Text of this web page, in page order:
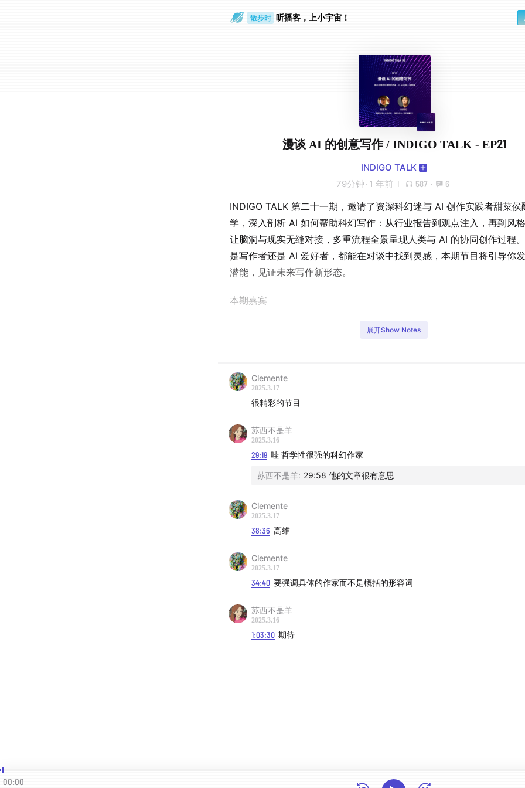
散步时 听播客，上小宇宙！
漫谈 AI 的创意写作 / INDIGO TALK - EP21
INDIGO TALK
79分钟 · 1 年前 587 · 6
INDIGO TALK 第二十一期，邀请了资深科幻迷与 AI 创作实践者甜菜侯
学，深入剖析 AI 如何帮助科幻写作：从行业报告到观点注入，再到风格
让脑洞与现实无缝对接，多重流程全景呈现人类与 AI 的协同创作过程
是写作者还是 AI 爱好者，都能在对谈中找到灵感，本期节目将引导你
潜能，见证未来写作新形态。
本期嘉宾
（资深科幻迷 / AI 技术宅）
时间轴
05:08不同 AI 模型的不同性格
14:24OpenAI 与 Deep Research
19:15模型的进化方向和训练数据品味
20:37从研究过程转变到文学输出的三个步骤
47:21模型的可解释性研究与观点植入
49:22 语言转换带来的文学增强
1:02:44预告 AI 如何增强人类的课程
AGI 时代的创意创作
展开Show Notes
Clemente
2025.3.17
很精彩的节目
苏西不是羊
2025.3.16
29:19 哇 哲学性很强的科幻作家
苏西不是羊: 29:58 他的文章很有意思
Clemente
2025.3.17
38:36 高维
Clemente
2025.3.17
34:40 要强调具体的作家而不是概括的形容词
苏西不是羊
2025.3.16
1:03:30 期待
00:00